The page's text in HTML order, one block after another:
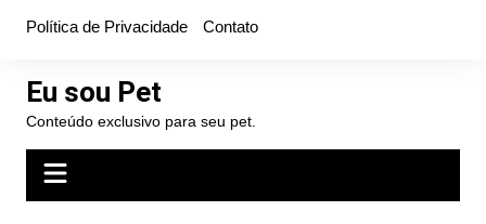
conteúdo
Política de Privacidade Contato
Eu sou Pet
Conteúdo exclusivo para seu pet.